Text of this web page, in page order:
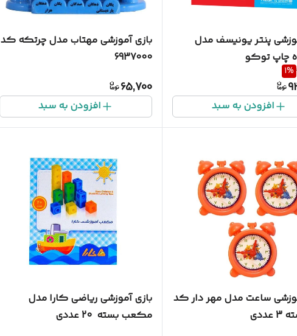
پنتر یونیسف مدل
چاپ توکو
1%
افزودن به سبد
بازی آموزشی مهتاب مدل چرتکه کد
6937000
65,700
افزودن به سبد
ساعت مدل مهر دار کد
بازی آموزشی ریاضی کارا مدل
مکعب بسته 20 عددی